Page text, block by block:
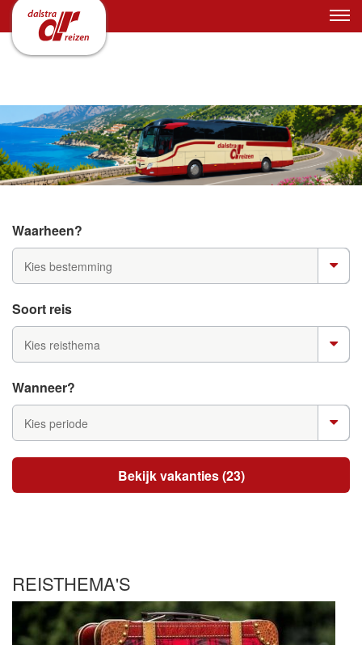
Waarheen?
Kies bestemming
Soort reis
Kies reisthema
Wanneer?
Kies periode
Bekijk vakanties (23)
REISTHEMA'S